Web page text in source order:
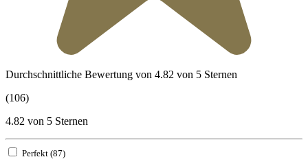
Durchschnittliche Bewertung von 4.82 von 5 Sternen
(106)
4.82 von 5 Sternen
Perfekt (87)